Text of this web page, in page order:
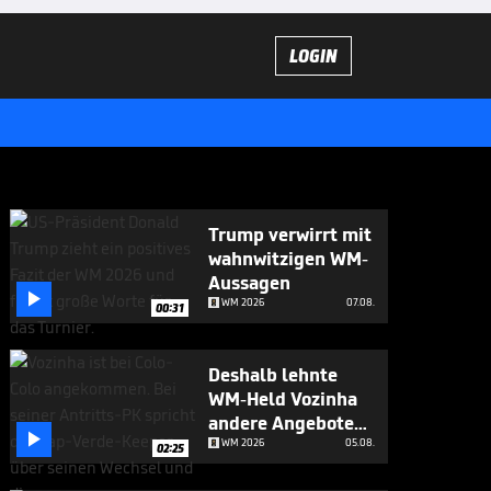
LOGIN
 00:31
Trump verwirrt mit
wahnwitzigen WM-
Aussagen
WM 2026 07.08.
 02:25
Deshalb lehnte
WM-Held Vozinha
andere Angebote
abWM 2026 05.08.